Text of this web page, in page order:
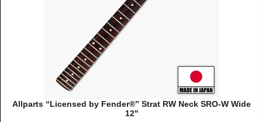
Allparts “Licensed by Fender®” Strat RW Neck SRO-W Wide
12"